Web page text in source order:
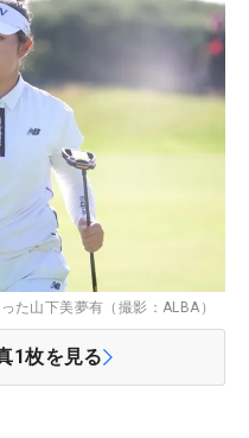
た山下美夢有（撮影：ALBA）
1枚を見る